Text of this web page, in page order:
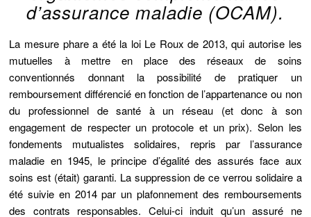
d’assurance maladie (OCAM).
La mesure phare a été la loi Le Roux de 2013, qui autorise les
mutuelles à mettre en place des réseaux de soins
conventionnés donnant la possibilité de pratiquer un
remboursement différencié en fonction de l’appartenance ou non
du professionnel de santé à un réseau (et donc à son
engagement de respecter un protocole et un prix). Selon les
fondements mutualistes solidaires, repris par l’assurance
maladie en 1945, le principe d’égalité des assurés face aux
soins est (était) garanti. La suppression de ce verrou solidaire a
été suivie en 2014 par un plafonnement des remboursements
des contrats responsables. Celui-ci induit qu’un assuré ne